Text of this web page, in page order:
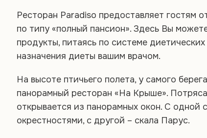
Ресторан Paradiso предоставляет гостям
по типу «полный пансион». Здесь Вы
продукты, питаясь по системе
назначения диеты вашим врачом.
На высоте птичьего полета, у самого
панорамный ресторан «На Крыше».
открывается из панорамных окон. С одной
окрестностями, с другой – скала Парус.